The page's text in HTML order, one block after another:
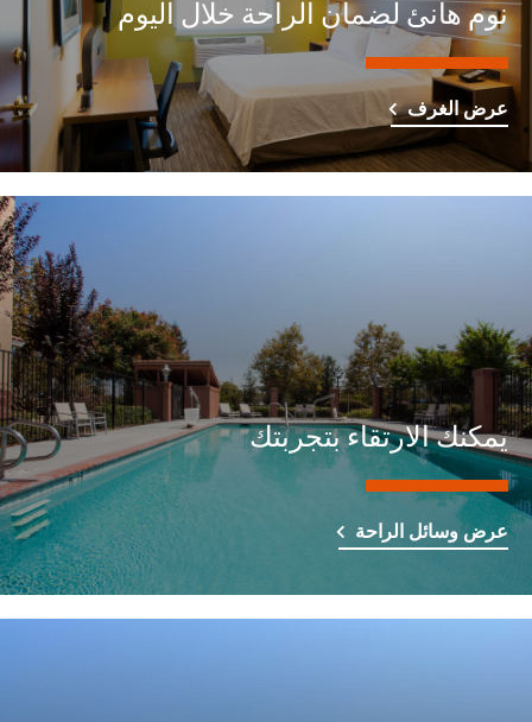
نوم هانئ لضمان الراحة خلال اليوم
عرض الغرف
يمكنك الارتقاء بتجربتك
عرض وسائل الراحة